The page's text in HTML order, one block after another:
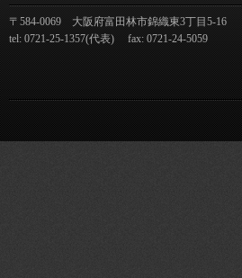
〒584-0069 大阪府富田林市錦織東3丁目5-16
tel: 0721-25-1357(代表) fax: 0721-24-5059